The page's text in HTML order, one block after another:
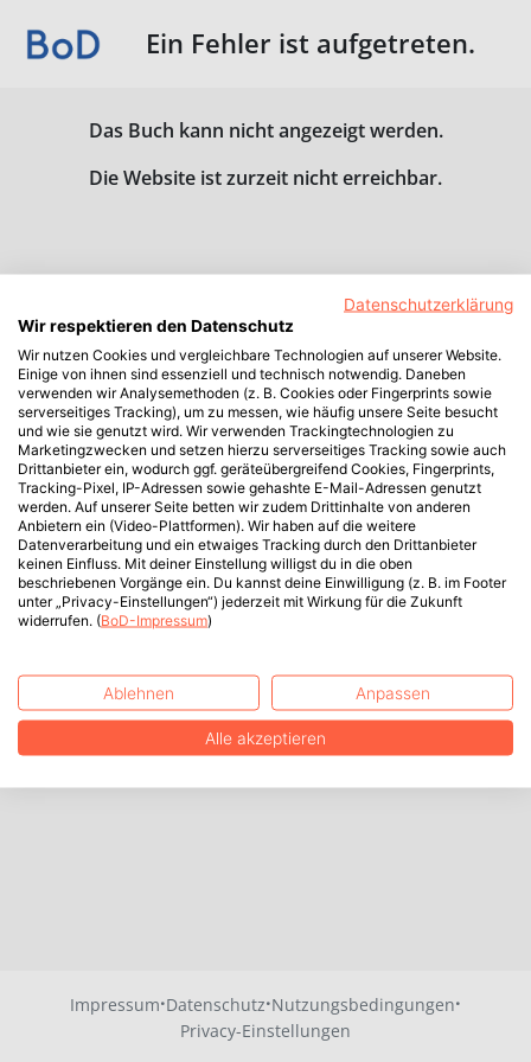
Ein Fehler ist aufgetreten.
Das Buch kann nicht angezeigt werden.
Die Website ist zurzeit nicht erreichbar.
Impressum·Datenschutz·Nutzungsbedingungen·
Privacy-Einstellungen
Datenschutzerklärung
Wir respektieren den Datenschutz
Wir nutzen Cookies und vergleichbare Technologien auf unserer Website.
Einige von ihnen sind essenziell und technisch notwendig. Daneben
verwenden wir Analysemethoden (z. B. Cookies oder Fingerprints sowie
serverseitiges Tracking), um zu messen, wie häufig unsere Seite besucht
und wie sie genutzt wird. Wir verwenden Trackingtechnologien zu
Marketingzwecken und setzen hierzu serverseitiges Tracking sowie auch
Drittanbieter ein, wodurch ggf. geräteübergreifend Cookies, Fingerprints,
Tracking-Pixel, IP-Adressen sowie gehashte E-Mail-Adressen genutzt
werden. Auf unserer Seite betten wir zudem Drittinhalte von anderen
Anbietern ein (Video-Plattformen). Wir haben auf die weitere
Datenverarbeitung und ein etwaiges Tracking durch den Drittanbieter
keinen Einfluss. Mit deiner Einstellung willigst du in die oben
beschriebenen Vorgänge ein. Du kannst deine Einwilligung (z. B. im Footer
unter „Privacy-Einstellungen“) jederzeit mit Wirkung für die Zukunft
widerrufen. (BoD-Impressum)
Ablehnen Anpassen
Alle akzeptieren